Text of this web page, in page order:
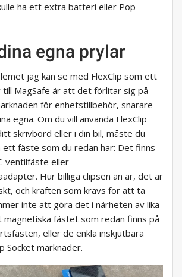
ha ett extra batteri eller Pop
egna prylar
jag kan se med FlexClip som ett
MagSafe är att det förlitar sig på
för enhetstillbehör, snarare
egna. Om du vill använda FlexClip
skrivbord eller i din bil, måste du
ett fäste som du redan har: Det finns
ventilfäste eller
Hur billiga clipsen än är, det är
och kraften som krävs för att ta
inte att göra det i närheten av lika
fästet som redan finns på
eller de enkla inskjutbara
Socket marknader.